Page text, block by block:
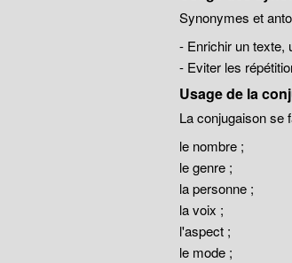
Synonymes et
- Enrichir un texte,
- Eviter les
Usage de la
La conjugaison se
le nombre ;
le genre ;
la personne ;
la voix ;
l'aspect ;
le mode ;